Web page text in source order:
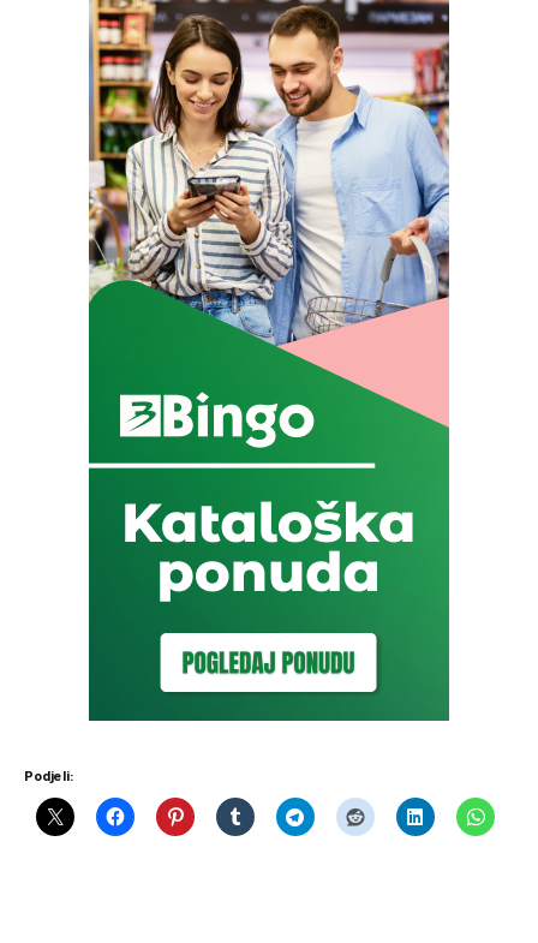
Podjeli: